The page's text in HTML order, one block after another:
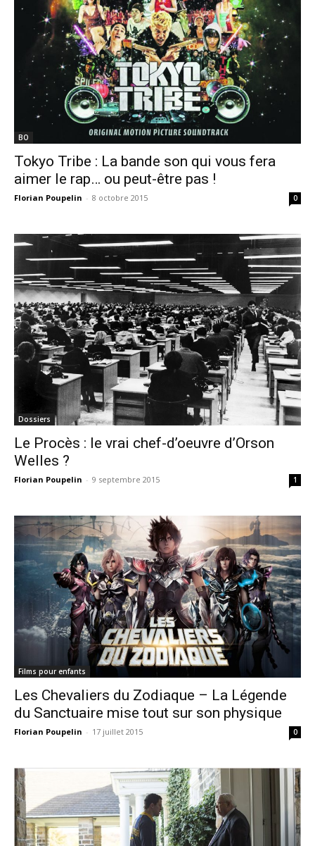
BO
Tokyo Tribe : La bande son qui vous fera
aimer le rap… ou peut-être pas !
Florian Poupelin - 8 octobre 2015 0
Dossiers
Le Procès : le vrai chef-d’oeuvre d’Orson
Welles ?
Florian Poupelin - 9 septembre 2015 1
Films pour enfants
Les Chevaliers du Zodiaque – La Légende
du Sanctuaire mise tout sur son physique
Florian Poupelin - 17 juillet 2015 0